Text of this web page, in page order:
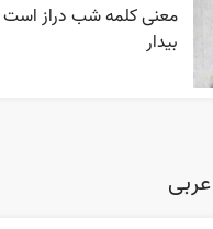
معنی کلمه شب دراز است
بیدار